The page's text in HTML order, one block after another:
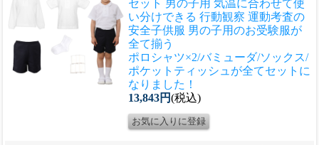
セット 男の子用 気温に合わせて使
い分けできる 行動観察 運動考査の
安全子供服 男の子用のお受験服が
全て揃う
ポロシャツ×2/バミューダ/ソックス/
ポケットティッシュが全てセットに
なりました！
13,843円(税込)